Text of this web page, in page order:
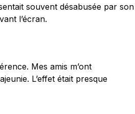
souvent désabusée par son
l’écran.
Mes amis m’ont
L’effet était presque